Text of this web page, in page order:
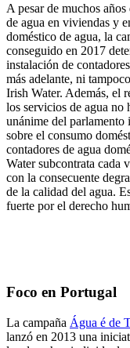
A pesar de muchos
de agua en viviendas y
doméstico de agua, la
conseguido en 2017
instalación de
más adelante, ni
Irish Water. Además, el
los servicios de agua no
unánime del parlamento
sobre el consumo
contadores de agua
Water subcontrata cada
con la consecuente
de la calidad del agua.
fuerte por el derecho
Foco en Portugal
La campaña Água é de
lanzó en 2013 una